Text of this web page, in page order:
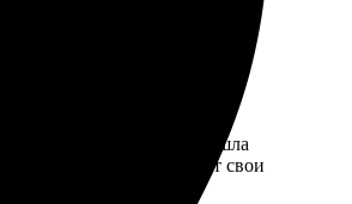
сайта. Доставка пришла
всем, кто ценит свои